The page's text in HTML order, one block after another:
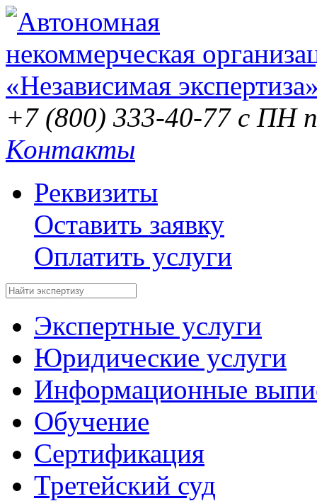
+7 (800) 333-40-77 с ПН
Контакты
Реквизиты
Оставить заявку
Оплатить услуги
Экспертные услуги
Юридические услуги
Информационные
Обучение
Сертификация
Третейский суд